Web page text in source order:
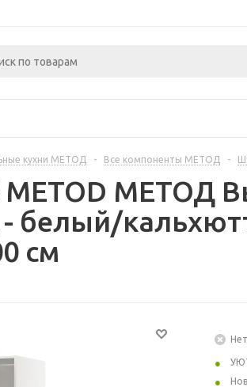
кухни МЕТОД - Все компоненты МЕТОД -
METOD МЕТОД
белый/
см